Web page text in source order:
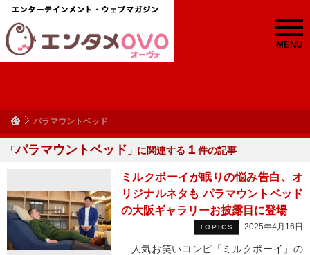
MENU
パラマウントベッド
「パラマウントベッド 」に関連する １ 件の記事
ミルクボーイが眠りの悩み告白、オ
リジナルネタも パラマウントベッド
の大阪ギャラリーお披露目に登場
TOPICS 2025年4月16日
人気お笑いコンビ「ミルクボーイ」の